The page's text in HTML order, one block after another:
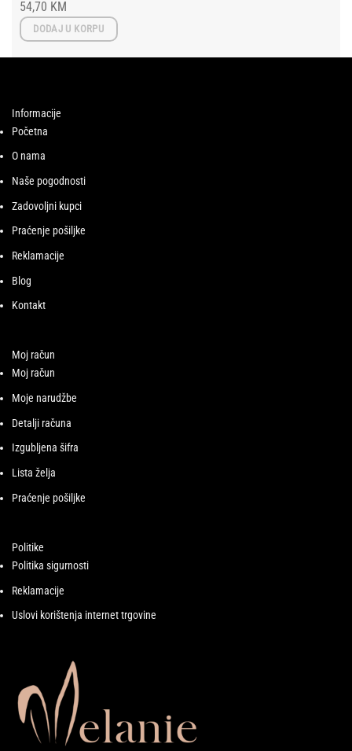
54,70 KM
DODAJ U KORPU
Informacije
Početna
O nama
Naše pogodnosti
Zadovoljni kupci
Praćenje pošiljke
Reklamacije
Blog
Kontakt
Moj račun
Moj račun
Moje narudžbe
Detalji računa
Izgubljena šifra
Lista želja
Praćenje pošiljke
Politike
Politika sigurnosti
Reklamacije
Uslovi korištenja internet trgovine